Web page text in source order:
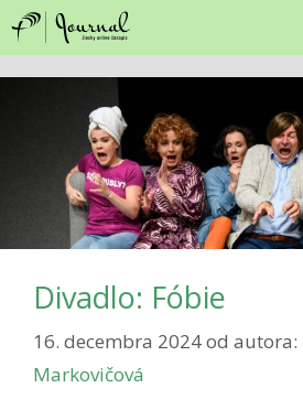
Preskočiť
na
Divadlo: Fóbie
16. decembra 2024od autora:
Markovičová